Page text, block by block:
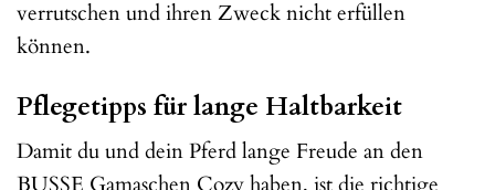
verrutschen und ihren Zweck nicht erfüllen
können.
Pflegetipps für lange Haltbarkeit
Damit du und dein Pferd lange Freude an den